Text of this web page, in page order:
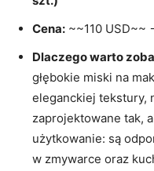
Cena: ~~110 USD~~
Dlaczego warto
głębokie miski na
eleganckiej tekstury,
zaprojektowane tak,
użytkowanie: są
w zmywarce oraz